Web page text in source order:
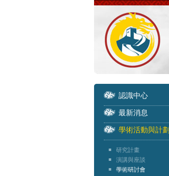
認識中心
最新消息
學術活動與計劃
研究計畫
演講與座談
學術研討會